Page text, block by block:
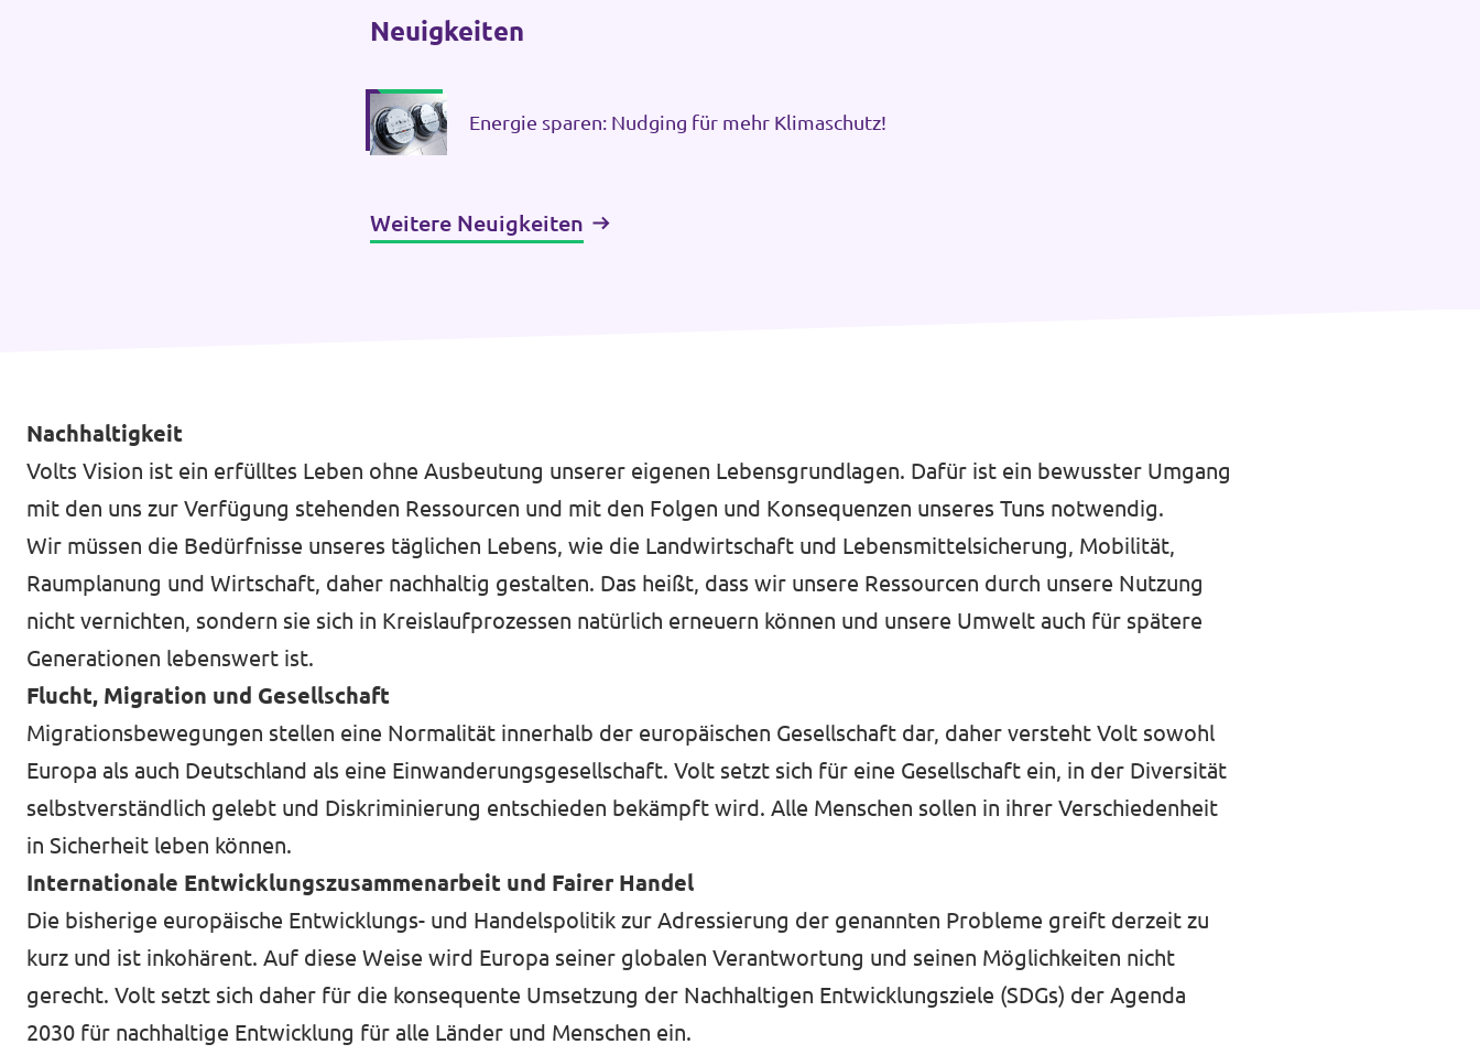
Nachhaltigkeit
Volts Vision ist ein erfülltes Leben ohne Ausbeutung unserer eigenen Lebensgrundlagen. Dafür ist ein bewusster Umgang
mit den uns zur Verfügung stehenden Ressourcen und mit den Folgen und Konsequenzen unseres Tuns notwendig.
Wir müssen die Bedürfnisse unseres täglichen Lebens, wie die Landwirtschaft und Lebensmittelsicherung, Mobilität,
Raumplanung und Wirtschaft, daher nachhaltig gestalten. Das heißt, dass wir unsere Ressourcen durch unsere Nutzung
nicht vernichten, sondern sie sich in Kreislaufprozessen natürlich erneuern können und unsere Umwelt auch für spätere
Generationen lebenswert ist.
Flucht, Migration und Gesellschaft
Migrationsbewegungen stellen eine Normalität innerhalb der europäischen Gesellschaft dar, daher versteht Volt sowohl
Europa als auch Deutschland als eine Einwanderungsgesellschaft. Volt setzt sich für eine Gesellschaft ein, in der Diversität
selbstverständlich gelebt und Diskriminierung entschieden bekämpft wird. Alle Menschen sollen in ihrer Verschiedenheit
in Sicherheit leben können.
Internationale Entwicklungszusammenarbeit und Fairer Handel
Die bisherige europäische Entwicklungs- und Handelspolitik zur Adressierung der genannten Probleme greift derzeit zu
kurz und ist inkohärent. Auf diese Weise wird Europa seiner globalen Verantwortung und seinen Möglichkeiten nicht
gerecht. Volt setzt sich daher für die konsequente Umsetzung der Nachhaltigen Entwicklungsziele (SDGs) der Agenda
2030 für nachhaltige Entwicklung für alle Länder und Menschen ein.
Neuigkeiten
Energie sparen: Nudging für mehr Klimaschutz!
Weitere Neuigkeiten